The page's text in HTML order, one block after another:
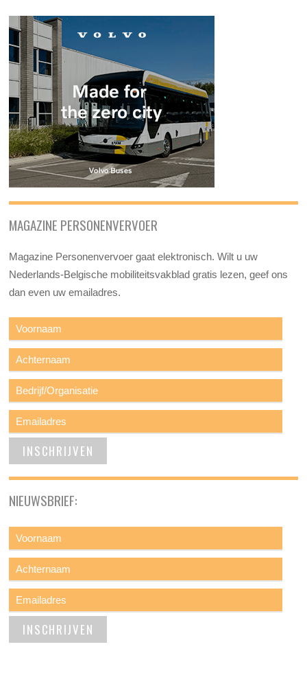
MAGAZINE PERSONENVERVOER
Magazine Personenvervoer gaat elektronisch. Wilt u uw
Nederlands-Belgische mobiliteitsvakblad gratis lezen, geef ons
dan even uw emailadres.
NIEUWSBRIEF: